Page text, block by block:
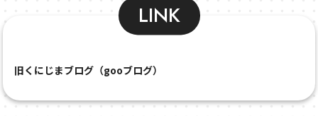
LINK
旧くにじまブログ（gooブログ）